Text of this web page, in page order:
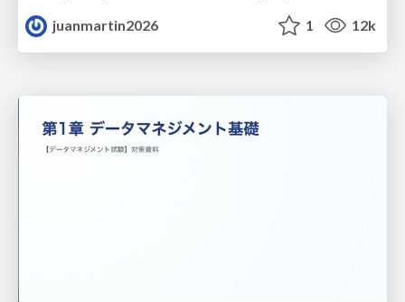
juanmartin2026
1 12k